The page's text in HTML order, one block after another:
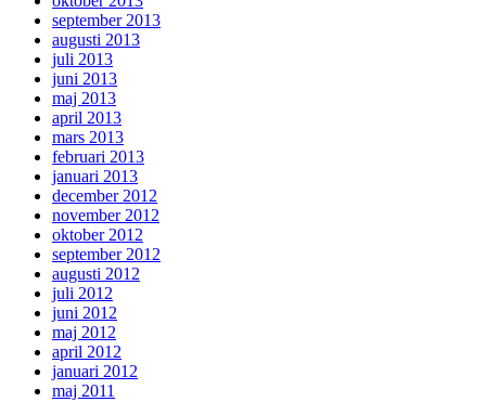
september 2013
augusti 2013
juli 2013
juni 2013
maj 2013
april 2013
mars 2013
februari 2013
januari 2013
december 2012
november 2012
oktober 2012
september 2012
augusti 2012
juli 2012
juni 2012
maj 2012
april 2012
januari 2012
maj 2011